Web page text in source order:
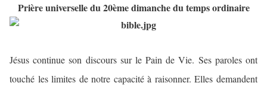
Prière universelle du 20ème dimanche du temps ordinaire
Jésus continue son discours sur le Pain de Vie. Ses paroles ont
touché les limites de notre capacité à raisonner. Elles demandent